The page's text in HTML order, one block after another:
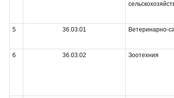
5 36.03.01 Ветеринарно-
6
36.03.02 Зоотехния